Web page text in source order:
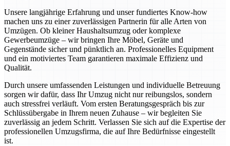
Unsere langjährige Erfahrung und unser fundiertes Know-how
machen uns zu einer zuverlässigen Partnerin für alle Arten von
Umzügen. Ob kleiner Haushaltsumzug oder komplexe
Gewerbeumzüge – wir bringen Ihre Möbel, Geräte und
Gegenstände sicher und pünktlich an. Professionelles Equipment
und ein motiviertes Team garantieren maximale Effizienz und
Qualität.
Durch unsere umfassenden Leistungen und individuelle Betreuung
sorgen wir dafür, dass Ihr Umzug nicht nur reibungslos, sondern
auch stressfrei verläuft. Vom ersten Beratungsgespräch bis zur
Schlüssübergabe in Ihrem neuen Zuhause – wir begleiten Sie
zuverlässig an jedem Schritt. Verlassen Sie sich auf die Expertise der
professionellen Umzugsfirma, die auf Ihre Bedürfnisse eingestellt
ist.